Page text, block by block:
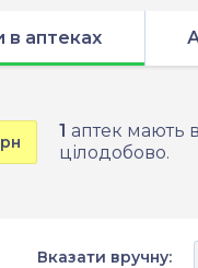
в аптеках
1 аптек мають
цілодобово.
Вказати вручну: